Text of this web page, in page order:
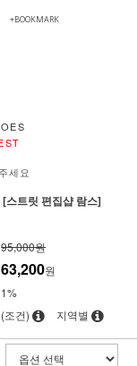
+BOOKMARK
세요
트릿 편집샵 람스]
95,000원
63,200원
1%
(조건) 지역별